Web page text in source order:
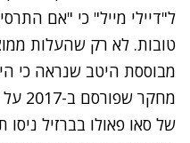
ל"דיילי מייל" כי "אם
טובות. לא רק שהעלות
מבוססת היטב שנראה כי
של סאו פאולו בברזיל